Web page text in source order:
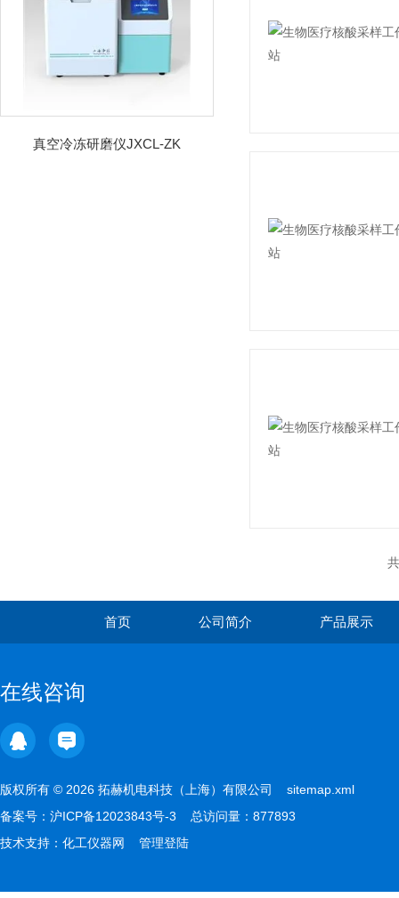
真空冷冻研磨仪JXCL-ZK
首页 公司简介 产品展示
在线咨询
版权所有 © 2026 拓赫机电科技（上海）有限公司 sitemap.xml
备案号： 沪ICP备12023843号-3 总访问量：877893
技术支持： 化工仪器网 管理登陆